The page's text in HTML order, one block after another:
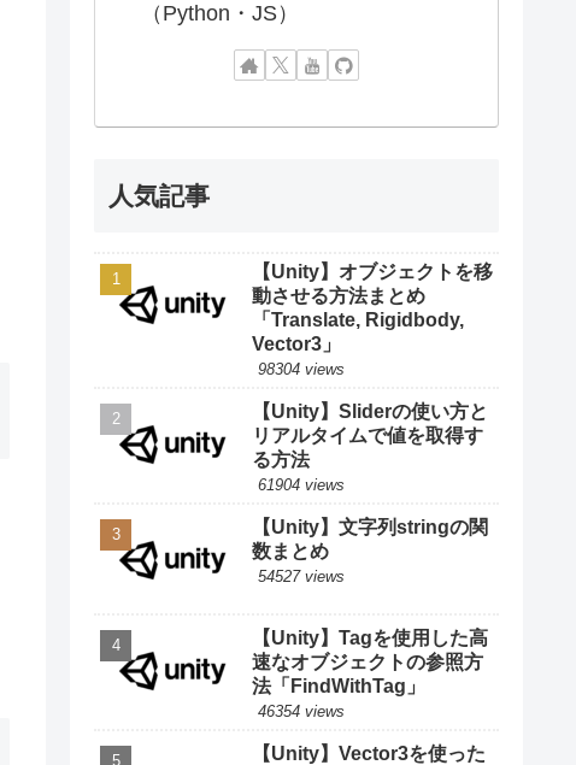
（Python・JS）
人気記事
【Unity】オブジェクトを移
動させる方法まとめ
「Translate, Rigidbody,
Vector3」
98304 views
【Unity】Sliderの使い方と
リアルタイムで値を取得す
る方法
61904 views
【Unity】文字列stringの関
数まとめ
54527 views
【Unity】Tagを使用した高
速なオブジェクトの参照方
法「FindWithTag」
46354 views
【Unity】Vector3を使った